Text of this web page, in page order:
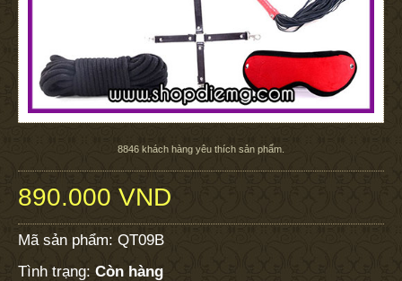
8846 khách hàng yêu thích sản phẩm.
890.000 VND
Mã sản phẩm: QT09B
Tình trạng: Còn hàng